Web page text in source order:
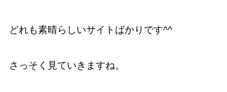
どれも素晴らしいサイトばかりです^^
さっそく見ていきますね。